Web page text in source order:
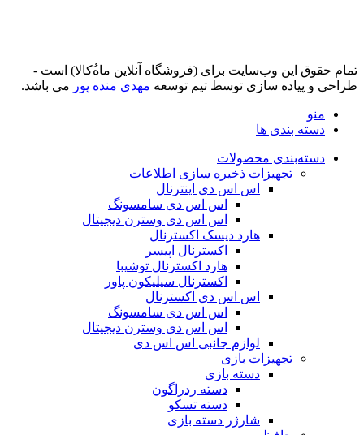
تمام حقوق اين وب‌سايت برای (فروشگاه آنلاین ماه‌‌‌‌‌‌ُکالا) است -
طراحی و پیاده سازی توسط تیم توسعه مهدی منده پور می باشد.
منو
دسته بندی ها
دسته‌بندی محصولات
تجهیزات ذخیره سازی اطلاعات
اس اس دی اینترنال
اس اس دی سامسونگ
اس اس دی وسترن دیجیتال
هارد دیسک اکسترنال
اکسترنال اپیسر
هارد اکسترنال توشیبا
اکسترنال سیلیکون پاور
اس اس دی اکسترنال
اس اس دی سامسونگ
اس اس دی وسترن دیجیتال
لوازم جانبی اس اس دی
تجهیزات بازی
دسته بازی
دسته ردراگون
دسته تسکو
شارژر دسته بازی